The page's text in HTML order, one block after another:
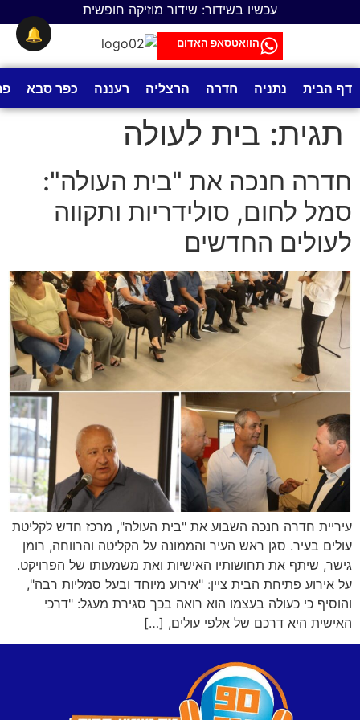
עכשיו בשידור: שידור מוזיקה חופשית
הוואטסאפ האדום
דף הבית נתניה חדרה הרצליה רעננה כפר סבא
תגית: בית לעולה
חדרה חנכה את "בית העולה":
סמל לחום, סולידריות ותקווה
לעולים החדשים
עיריית חדרה חנכה השבוע את "בית העולה", מרכז חדש לקליטת
עולים בעיר. סגן ראש העיר והממונה על הקליטה והרווחה, רומן
גישר, שיתף את תחושותיו האישיות ואת משמעותו של הפרויקט.
על אירוע פתיחת הבית ציין: "אירוע מיוחד ובעל סמליות רבה",
והוסיף כי כעולה בעצמו הוא רואה בכך סגירת מעגל: "דרכי
האישית היא דרכם של אלפי עולים, […]
🔔